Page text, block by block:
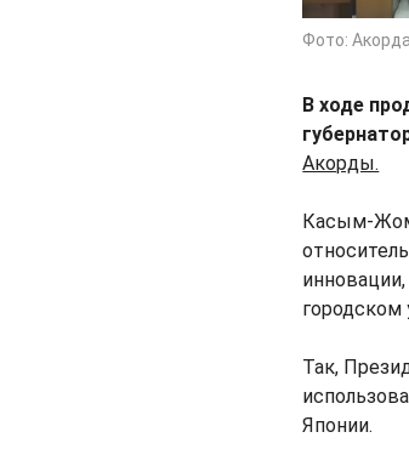
Фото: Акорда
В ходе
Акорды.
Касым-
городском
Так,
Японии.